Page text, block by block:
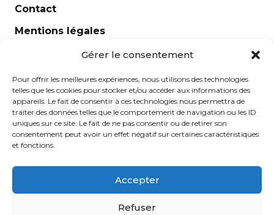
Gérer le consentement
Pour offrir les meilleures expériences, nous utilisons des technologies
telles que les cookies pour stocker et/ou accéder aux informations des
appareils. Le fait de consentir à ces technologies nous permettra de
traiter des données telles que le comportement de navigation ou les ID
uniques sur ce site. Le fait de ne pas consentir ou de retirer son
consentement peut avoir un effet négatif sur certaines caractéristiques
et fonctions.
Accepter
Refuser
Contact
Mentions légales
Caroline de Vibraye